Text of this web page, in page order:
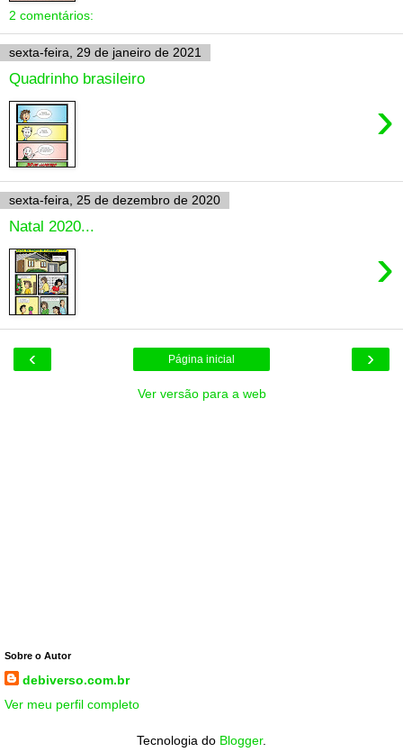
2 comentários:
sexta-feira, 29 de janeiro de 2021
Quadrinho brasileiro
›
sexta-feira, 25 de dezembro de 2020
Natal 2020...
›
‹ ›
Página inicial
Ver versão para a web
Sobre o Autor
debiverso.com.br
Ver meu perfil completo
Tecnologia do Blogger.